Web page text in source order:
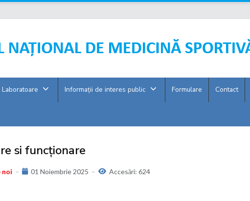
Laboratoare Informații de interes public Formulare Contact
si funcționare
noi 01 Noiembrie 2025 Accesări: 624